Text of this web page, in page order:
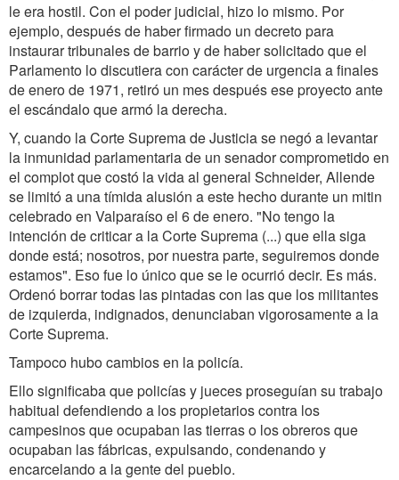
le era hostil. Con el poder judicial, hizo lo mismo. Por
ejemplo, después de haber firmado un decreto para
instaurar tribunales de barrio y de haber solicitado que el
Parlamento lo discutiera con carácter de urgencia a finales
de enero de 1971, retiró un mes después ese proyecto ante
el escándalo que armó la derecha.
Y, cuando la Corte Suprema de Justicia se negó a levantar
la inmunidad parlamentaria de un senador comprometido en
el complot que costó la vida al general Schneider, Allende
se limitó a una tímida alusión a este hecho durante un mitin
celebrado en Valparaíso el 6 de enero. "No tengo la
intención de criticar a la Corte Suprema (...) que ella siga
donde está; nosotros, por nuestra parte, seguiremos donde
estamos". Eso fue lo único que se le ocurrió decir. Es más.
Ordenó borrar todas las pintadas con las que los militantes
de izquierda, indignados, denunciaban vigorosamente a la
Corte Suprema.
Tampoco hubo cambios en la policía.
Ello significaba que policías y jueces proseguían su trabajo
habitual defendiendo a los propietarios contra los
campesinos que ocupaban las tierras o los obreros que
ocupaban las fábricas, expulsando, condenando y
encarcelando a la gente del pueblo.